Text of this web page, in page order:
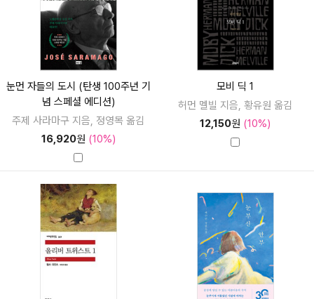
눈먼 자들의 도시 (탄생 100주년 기
념 스페셜 에디션)
주제 사라마구 지음, 정영목 옮김
16,920원 (10%)
모비 딕 1
허먼 멜빌 지음, 황유원 옮김
12,150원 (10%)